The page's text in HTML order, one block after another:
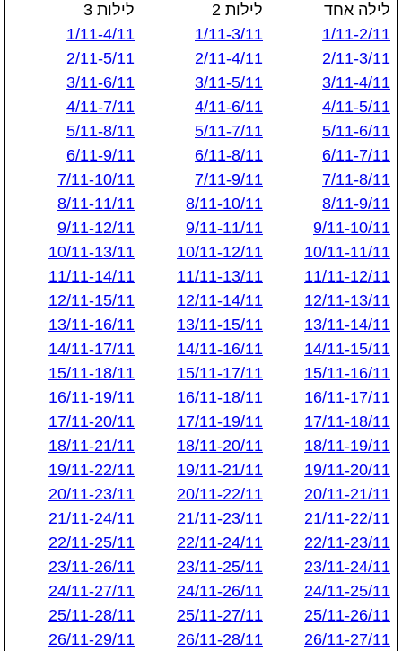
לילה אחד לילות 2
לילות 3
1/11-2/11
1/11-3/11
1/11-4/11
2/11-3/11
2/11-4/11
2/11-5/11
3/11-4/11
3/11-5/11
3/11-6/11
4/11-5/11
4/11-6/11
4/11-7/11
5/11-6/11
5/11-7/11
5/11-8/11
6/11-7/11
6/11-8/11
6/11-9/11
7/11-8/11
7/11-9/11
7/11-10/11
8/11-9/11
8/11-10/11
8/11-11/11
9/11-10/11
9/11-11/11
9/11-12/11
10/11-11/11
10/11-12/11
10/11-13/11
11/11-12/11
11/11-13/11
11/11-14/11
12/11-13/11
12/11-14/11
12/11-15/11
13/11-14/11
13/11-15/11
13/11-16/11
14/11-15/11
14/11-16/11
14/11-17/11
15/11-16/11
15/11-17/11
15/11-18/11
16/11-17/11
16/11-18/11
16/11-19/11
17/11-18/11
17/11-19/11
17/11-20/11
18/11-19/11
18/11-20/11
18/11-21/11
19/11-20/11
19/11-21/11
19/11-22/11
20/11-21/11
20/11-22/11
20/11-23/11
21/11-22/11
21/11-23/11
21/11-24/11
22/11-23/11
22/11-24/11
22/11-25/11
23/11-24/11
23/11-25/11
23/11-26/11
24/11-25/11
24/11-26/11
24/11-27/11
25/11-26/11
25/11-27/11
25/11-28/11
26/11-27/11
26/11-28/11
26/11-29/11